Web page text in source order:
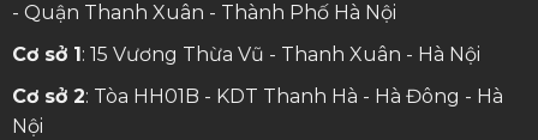
- Quận Thanh Xuân - Thành Phố Hà Nội
Cơ sở 1: 15 Vương Thừa Vũ - Thanh Xuân - Hà Nội
Cơ sở 2: Tòa HH01B - KDT Thanh Hà - Hà Đông - Hà
Nội